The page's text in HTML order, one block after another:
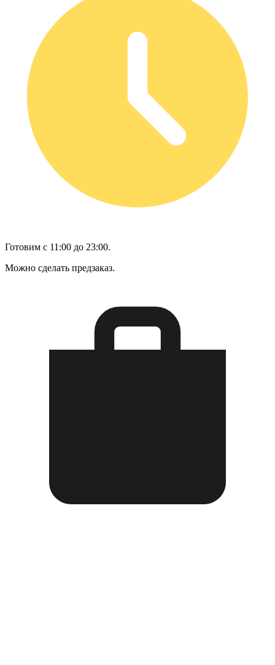
Готовим с 11:00 до 23:00.
Можно сделать предзаказ.